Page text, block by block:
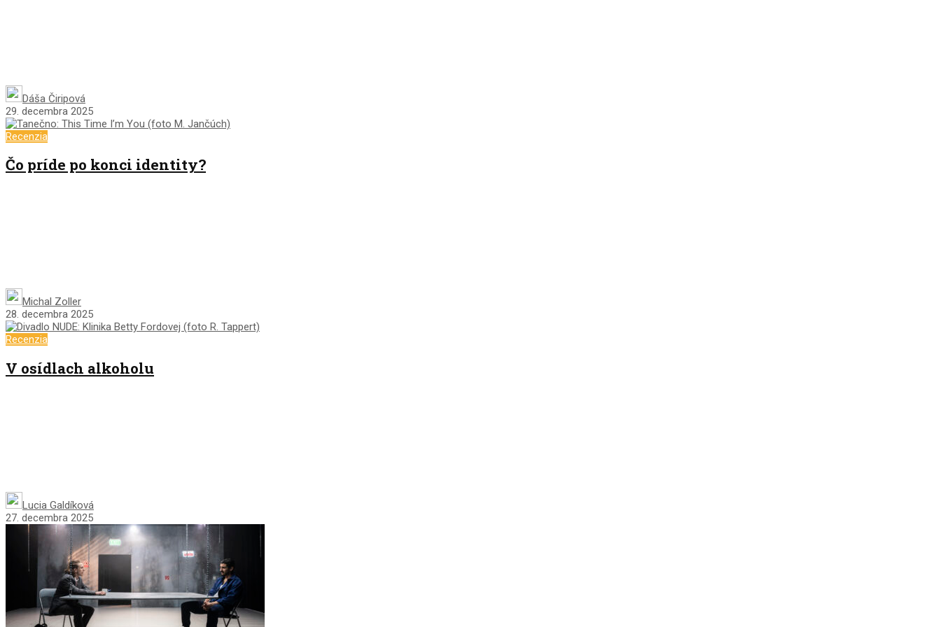
Dáša Čiripová
29. decembra 2025
Recenzia
Čo príde po konci identity?
Michal Zoller
28. decembra 2025
Recenzia
V osídlach alkoholu
Lucia Galdíková
27. decembra 2025